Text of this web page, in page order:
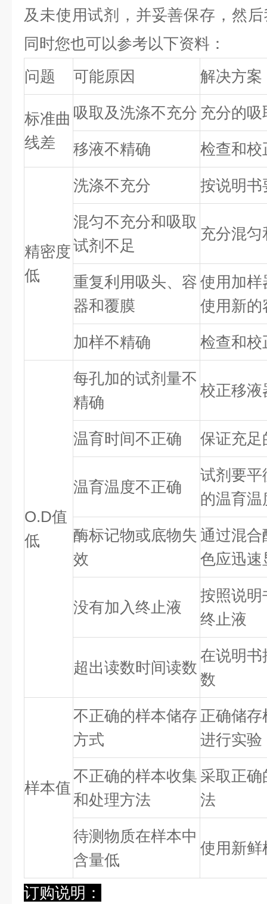
及未使用试剂，并妥善保存，然
同时您也可以参考以下资料：
问题
可能原因 解决方案
标准曲
线差
吸取及洗涤不充分 充分的
移液不精确 检查和校
精密度
低
洗涤不充分 按说明书
混匀不充分和吸取
试剂不足
充分混
重复利用吸头、容
器和覆膜
使用加样
使用新的
加样不精确 检查和校
O.D值
低
每孔加的试剂量不
精确
校正移液
温育时间不正确 保证充足
温育温度不正确
试剂要平
的温育温
酶标记物或底物失
效
通过混
色应迅速
没有加入终止液
按照说明
终止液
超出读数时间读数
在说明书
数
样本值
不正确的样本储存
方式
正确储
进行实验
不正确的样本收集
和处理方法
采取正
法
待测物质在样本中
含量低
使用新鲜
订购说明：